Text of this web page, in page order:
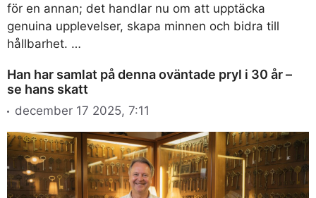
för en annan; det handlar nu om att upptäcka
genuina upplevelser, skapa minnen och bidra till
hållbarhet. …
Han har samlat på denna oväntade pryl i 30 år –
se hans skatt
december 17 2025, 7:11